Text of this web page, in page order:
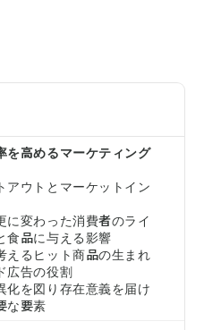
を高めるマーケティング
アウトとマーケットイン
に変わった消費者のライ
食品に与える影響
えるヒット商品の生まれ
広告の役割
化を図り存在意義を届け
な要素